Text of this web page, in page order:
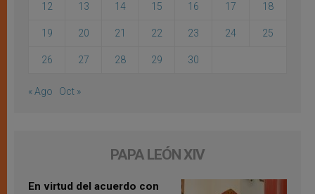
12 13 14 15 16 17 18
19 20 21 22 23 24 25
26 27 28 29 30
« Ago Oct »
PAPA LEÓN XIV
En virtud del acuerdo con